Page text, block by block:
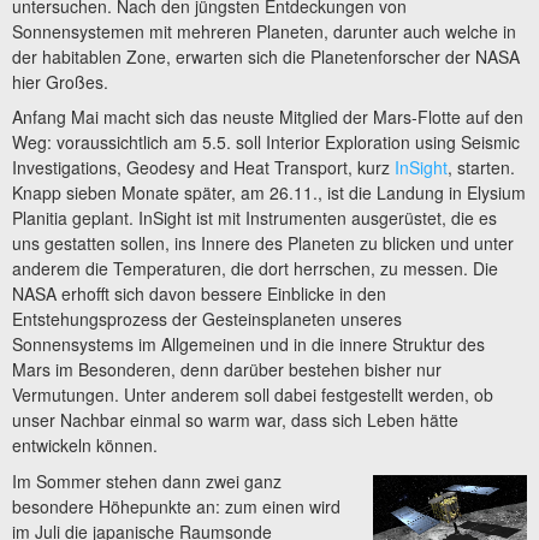
untersuchen. Nach den jüngsten Entdeckungen von
Sonnensystemen mit mehreren Planeten, darunter auch welche in
der habitablen Zone, erwarten sich die Planetenforscher der NASA
hier Großes.
Anfang Mai macht sich das neuste Mitglied der Mars-Flotte auf den
Weg: voraussichtlich am 5.5. soll Interior Exploration using Seismic
Investigations, Geodesy and Heat Transport, kurz InSight, starten.
Knapp sieben Monate später, am 26.11., ist die Landung in Elysium
Planitia geplant. InSight ist mit Instrumenten ausgerüstet, die es
uns gestatten sollen, ins Innere des Planeten zu blicken und unter
anderem die Temperaturen, die dort herrschen, zu messen. Die
NASA erhofft sich davon bessere Einblicke in den
Entstehungsprozess der Gesteinsplaneten unseres
Sonnensystems im Allgemeinen und in die innere Struktur des
Mars im Besonderen, denn darüber bestehen bisher nur
Vermutungen. Unter anderem soll dabei festgestellt werden, ob
unser Nachbar einmal so warm war, dass sich Leben hätte
entwickeln können.
Im Sommer stehen dann zwei ganz
besondere Höhepunkte an: zum einen wird
im Juli die japanische Raumsonde